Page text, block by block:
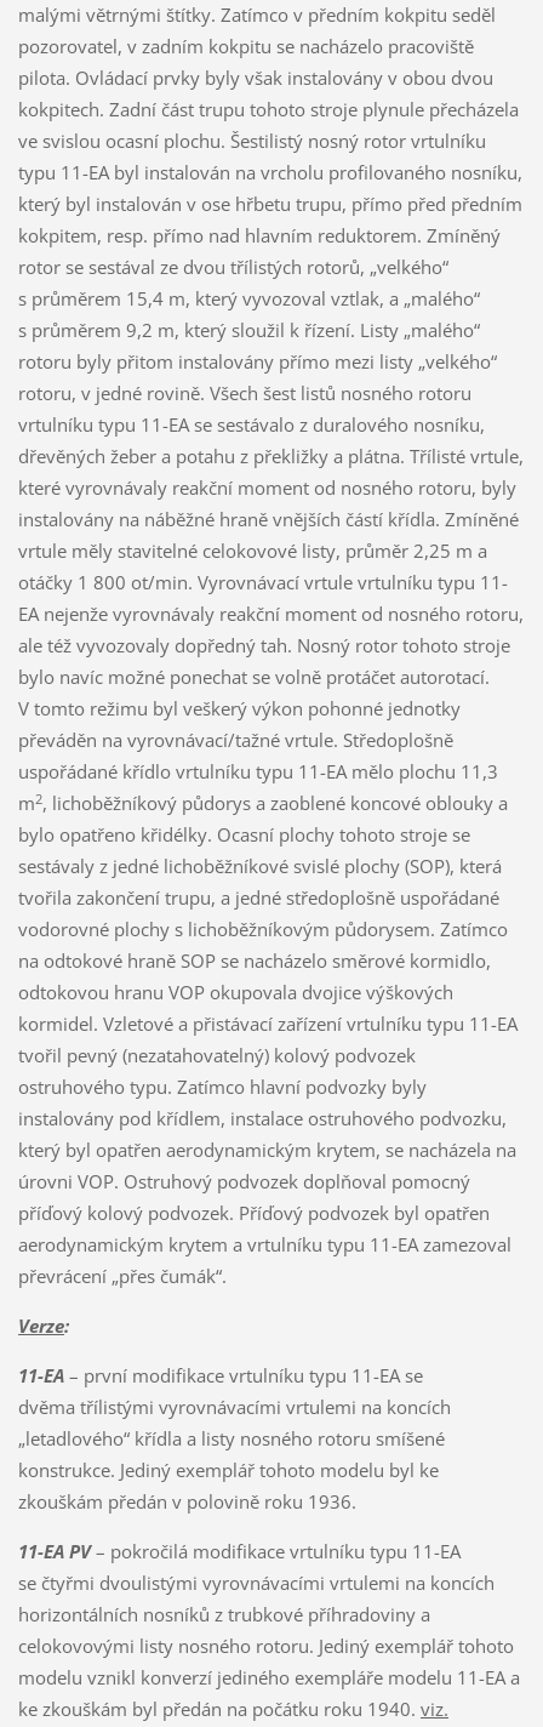
malými větrnými štítky. Zatímco v předním kokpitu seděl
pozorovatel, v zadním kokpitu se nacházelo pracoviště
pilota. Ovládací prvky byly však instalovány v obou dvou
kokpitech. Zadní část trupu tohoto stroje plynule přecházela
ve svislou ocasní plochu. Šestilistý nosný rotor vrtulníku
typu 11-EA byl instalován na vrcholu profilovaného nosníku,
který byl instalován v ose hřbetu trupu, přímo před předním
kokpitem, resp. přímo nad hlavním reduktorem. Zmíněný
rotor se sestával ze dvou třílistých rotorů, „velkého“
s průměrem 15,4 m, který vyvozoval vztlak, a „malého“
s průměrem 9,2 m, který sloužil k řízení. Listy „malého“
rotoru byly přitom instalovány přímo mezi listy „velkého“
rotoru, v jedné rovině. Všech šest listů nosného rotoru
vrtulníku typu 11-EA se sestávalo z duralového nosníku,
dřevěných žeber a potahu z překližky a plátna. Třílisté vrtule,
které vyrovnávaly reakční moment od nosného rotoru, byly
instalovány na náběžné hraně vnějších částí křídla. Zmíněné
vrtule měly stavitelné celokovové listy, průměr 2,25 m a
otáčky 1 800 ot/min. Vyrovnávací vrtule vrtulníku typu 11-
EA nejenže vyrovnávaly reakční moment od nosného rotoru,
ale též vyvozovaly dopředný tah. Nosný rotor tohoto stroje
bylo navíc možné ponechat se volně protáčet autorotací.
V tomto režimu byl veškerý výkon pohonné jednotky
převáděn na vyrovnávací/tažné vrtule. Středoplošně
uspořádané křídlo vrtulníku typu 11-EA mělo plochu 11,3
m2, lichoběžníkový půdorys a zaoblené koncové oblouky a
bylo opatřeno křidélky. Ocasní plochy tohoto stroje se
sestávaly z jedné lichoběžníkové svislé plochy (SOP), která
tvořila zakončení trupu, a jedné středoplošně uspořádané
vodorovné plochy s lichoběžníkovým půdorysem. Zatímco
na odtokové hraně SOP se nacházelo směrové kormidlo,
odtokovou hranu VOP okupovala dvojice výškových
kormidel. Vzletové a přistávací zařízení vrtulníku typu 11-EA
tvořil pevný (nezatahovatelný) kolový podvozek
ostruhového typu. Zatímco hlavní podvozky byly
instalovány pod křídlem, instalace ostruhového podvozku,
který byl opatřen aerodynamickým krytem, se nacházela na
úrovni VOP. Ostruhový podvozek doplňoval pomocný
příďový kolový podvozek. Příďový podvozek byl opatřen
aerodynamickým krytem a vrtulníku typu 11-EA zamezoval
převrácení „přes čumák“.
Verze:
11-EA– první modifikace vrtulníku typu 11-EA se
dvěma třílistými vyrovnávacími vrtulemi na koncích
„letadlového“ křídla a listy nosného rotoru smíšené
konstrukce. Jediný exemplář tohoto modelu byl ke
zkouškám předán v polovině roku 1936.
11-EA PV– pokročilá modifikace vrtulníku typu 11-EA
se čtyřmi dvoulistými vyrovnávacími vrtulemi na koncích
horizontálních nosníků z trubkové příhradoviny a
celokovovými listy nosného rotoru. Jediný exemplář tohoto
modelu vznikl konverzí jediného exempláře modelu 11-EA a
ke zkouškám byl předán na počátku roku 1940. viz.